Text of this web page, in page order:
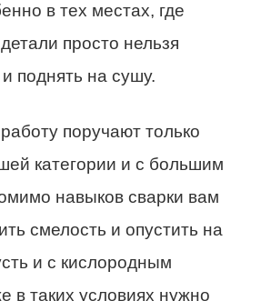
в тех местах, где
просто нельзя
поднять на сушу.
поручают только
категории и с большим
навыков сварки вам
смелость и опустить на
и с кислородным
в таких условиях нужно